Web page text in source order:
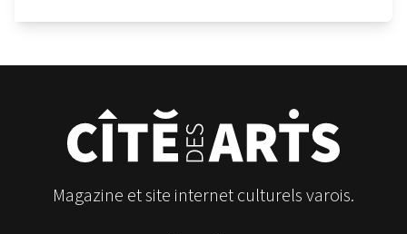
Magazine et site internet culturels varois.